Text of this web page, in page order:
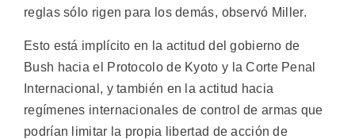
reglas sólo rigen para los demás, observó Miller.
Esto está implícito en la actitud del gobierno de
Bush hacia el Protocolo de Kyoto y la Corte Penal
Internacional, y también en la actitud hacia
regímenes internacionales de control de armas que
podrían limitar la propia libertad de acción de